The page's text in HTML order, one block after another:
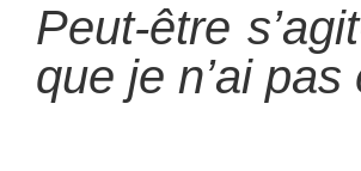
Peut-être
que je n’ai